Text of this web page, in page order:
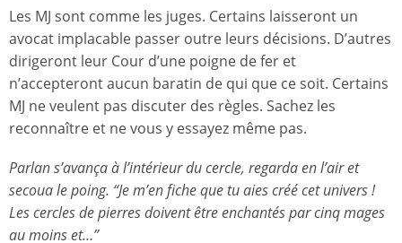
Les MJ sont comme les juges. Certains laisseront un
avocat implacable passer outre leurs décisions. D’autres
dirigeront leur Cour d’une poigne de fer et
n’accepteront aucun baratin de qui que ce soit. Certains
MJ ne veulent pas discuter des règles. Sachez les
reconnaître et ne vous y essayez même pas.
Parlan s’avança à l’intérieur du cercle, regarda en l’air et
secoua le poing. “Je m’en fiche que tu aies créé cet univers !
Les cercles de pierres doivent être enchantés par cinq mages
au moins et…”